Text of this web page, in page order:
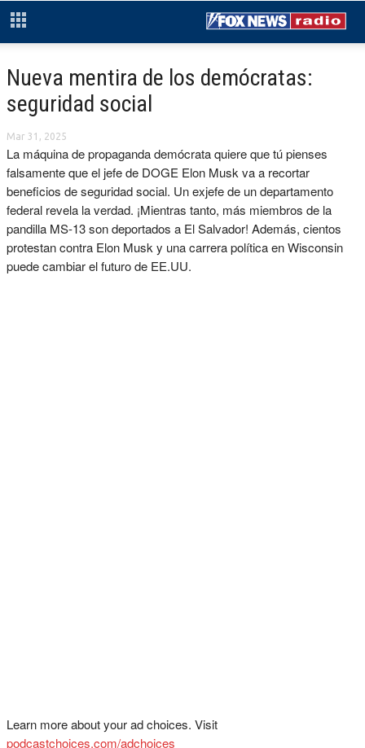
Nueva mentira de los demócratas:
seguridad social
Mar 31, 2025
La máquina de propaganda demócrata quiere que tú pienses
falsamente que el jefe de DOGE Elon Musk va a recortar
beneficios de seguridad social. Un exjefe de un departamento
federal revela la verdad. ¡Mientras tanto, más miembros de la
pandilla MS-13 son deportados a El Salvador! Además, cientos
protestan contra Elon Musk y una carrera política en Wisconsin
puede cambiar el futuro de EE.UU.
Learn more about your ad choices. Visit
podcastchoices.com/adchoices